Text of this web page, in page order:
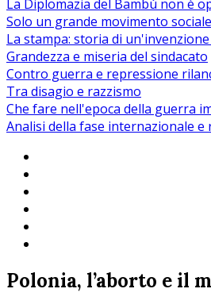
La Diplomazia del Bambù non è
Solo un grande movimento
La stampa: storia di
Grandezza e miseria del sindacato
Contro guerra e repressione
Tra disagio e razzismo
Che fare nell'epoca della guerra
Analisi della fase internazionale
Polonia, l’aborto e il